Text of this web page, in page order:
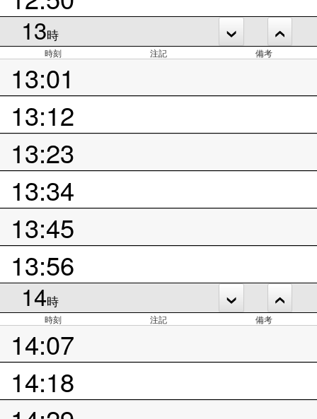
13時
時刻 注記 備考
13:01
13:12
13:23
13:34
13:45
13:56
14時
時刻 注記 備考
14:07
14:18